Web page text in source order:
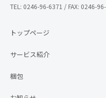
TEL: 0246-96-6371 / FAX: 0246-
トップページ
サービス紹介
梱包